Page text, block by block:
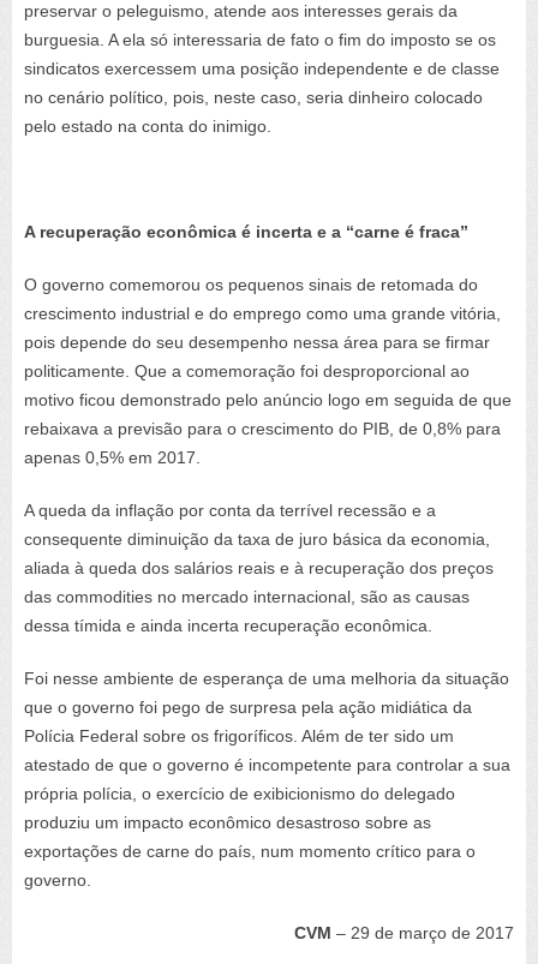
preservar o peleguismo, atende aos interesses gerais da
burguesia. A ela só interessaria de fato o fim do imposto se os
sindicatos exercessem uma posição independente e de classe
no cenário político, pois, neste caso, seria dinheiro colocado
pelo estado na conta do inimigo.
A recuperação econômica é incerta e a “carne é fraca”
O governo comemorou os pequenos sinais de retomada do
crescimento industrial e do emprego como uma grande vitória,
pois depende do seu desempenho nessa área para se firmar
politicamente. Que a comemoração foi desproporcional ao
motivo ficou demonstrado pelo anúncio logo em seguida de que
rebaixava a previsão para o crescimento do PIB, de 0,8% para
apenas 0,5% em 2017.
A queda da inflação por conta da terrível recessão e a
consequente diminuição da taxa de juro básica da economia,
aliada à queda dos salários reais e à recuperação dos preços
das commodities no mercado internacional, são as causas
dessa tímida e ainda incerta recuperação econômica.
Foi nesse ambiente de esperança de uma melhoria da situação
que o governo foi pego de surpresa pela ação midiática da
Polícia Federal sobre os frigoríficos. Além de ter sido um
atestado de que o governo é incompetente para controlar a sua
própria polícia, o exercício de exibicionismo do delegado
produziu um impacto econômico desastroso sobre as
exportações de carne do país, num momento crítico para o
governo.
CVM – 29 de março de 2017